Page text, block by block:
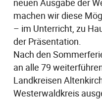
neuen Ausgabe der
machen wir diese
– im Unterricht, zu
der Präsentation.
Nach den
an alle 79
Landkreisen
Westerwaldkreis